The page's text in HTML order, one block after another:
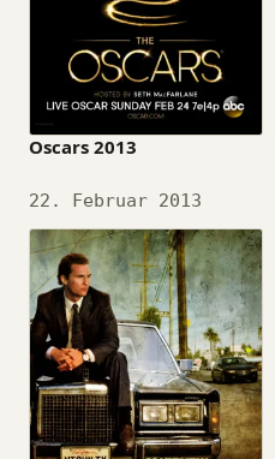
Oscars 2013
Datum
22. Februar 2013